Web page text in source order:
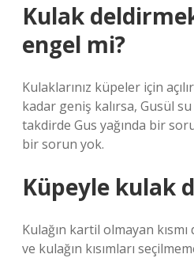
Kulak
engel mi?
Kulaklarınız küpeler için
kadar geniş kalırsa, Gusül
takdirde Gus yağında bir
bir sorun yok.
Küpeyle kulak
Kulağın kartil olmayan
ve kulağın kısımları